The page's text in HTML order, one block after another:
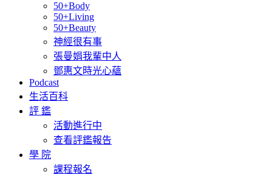
50+Body
50+Living
50+Beauty
神經很有事
張曼娟我輩中人
鄧惠文時光心蘊
Podcast
生活百科
評 鑑
活動進行中
查看評鑑報告
學 院
課程報名